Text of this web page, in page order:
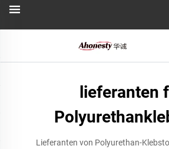
lieferanten
Lieferanten von Polyurethan-